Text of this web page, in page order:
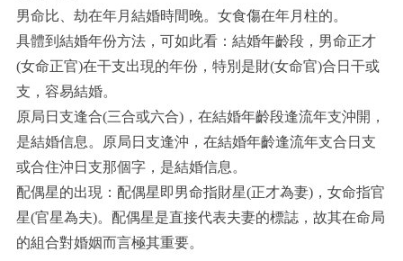
男命比、劫在年月結婚時間晚。女食傷在年月柱的。
具體到結婚年份方法，可如此看：結婚年齡段，男命正才
(女命正官)在干支出現的年份，特別是財(女命官)合日干或
支，容易結婚。
原局日支逢合(三合或六合)，在結婚年齡段逢流年支沖開，
是結婚信息。原局日支逢沖，在結婚年齡逢流年支合日支
或合住沖日支那個字，是結婚信息。
配偶星的出現：配偶星即男命指財星(正才為妻)，女命指官
星(官星為夫)。配偶星是直接代表夫妻的標誌，故其在命局
的組合對婚姻而言極其重要。